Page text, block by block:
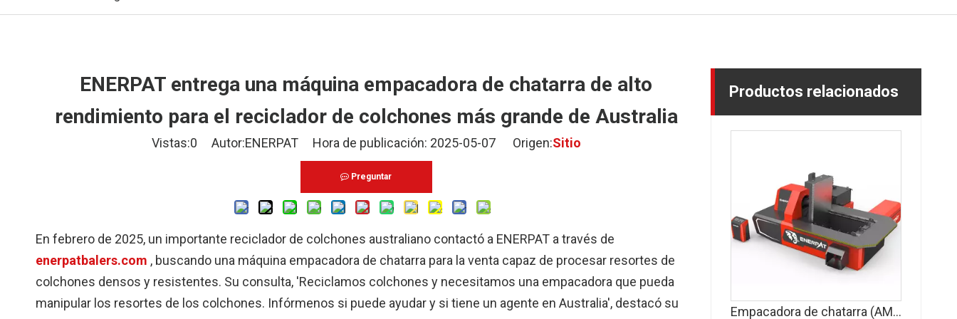
ENERPAT entrega una máquina empacadora de chatarra de alto
rendimiento para el reciclador de colchones más grande de Australia
Vistas:0 Autor:ENERPAT Hora de publicación: 2025-05-07 Origen:Sitio
Preguntar
En febrero de 2025, un importante reciclador de colchones australiano contactó a ENERPAT a través de
enerpatbalers.com , buscando una máquina empacadora de chatarra para la venta capaz de procesar resortes de
colchones densos y resistentes. Su consulta, 'Reciclamos colchones y necesitamos una empacadora que pueda
manipular los resortes de los colchones. Infórmenos si puede ayudar y si tiene un agente en Australia', destacó su
Productos relacionados
Empacadora de chatarra (AMB-L)